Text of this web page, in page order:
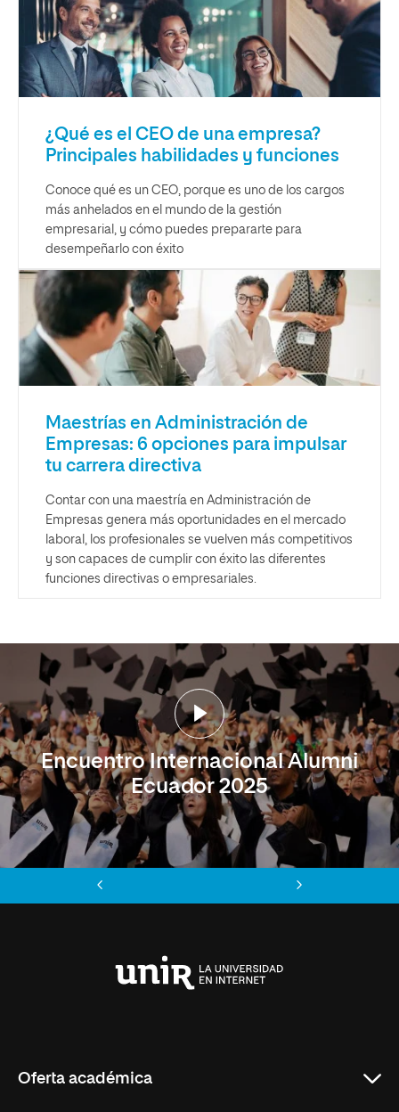
¿Qué es el CEO de una empresa?
Principales habilidades y funciones
Conoce qué es un CEO, porque es uno de los cargos
más anhelados en el mundo de la gestión
empresarial, y cómo puedes prepararte para
desempeñarlo con éxito
Maestrías en Administración de
Empresas: 6 opciones para impulsar
tu carrera directiva
Contar con una maestría en Administración de
Empresas genera más oportunidades en el mercado
laboral, los profesionales se vuelven más competitivos
y son capaces de cumplir con éxito las diferentes
funciones directivas o empresariales.
Encuentro Internacional Alumni
Ecuador 2025
Oferta académica